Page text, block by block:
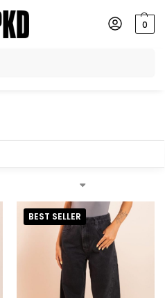
0
BEST SELLER